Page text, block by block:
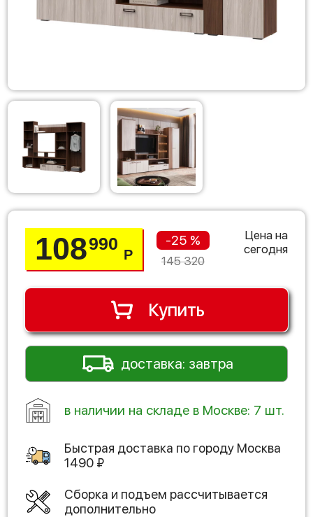
108990
Р
-25 %
145 320
Цена на
сегодня
Купить
доставка: завтра
в наличии на складе в Москве: 7 шт.
Быстрая доставка по городу Москва
1490 ₽
Сборка и подъем рассчитывается
дополнительно